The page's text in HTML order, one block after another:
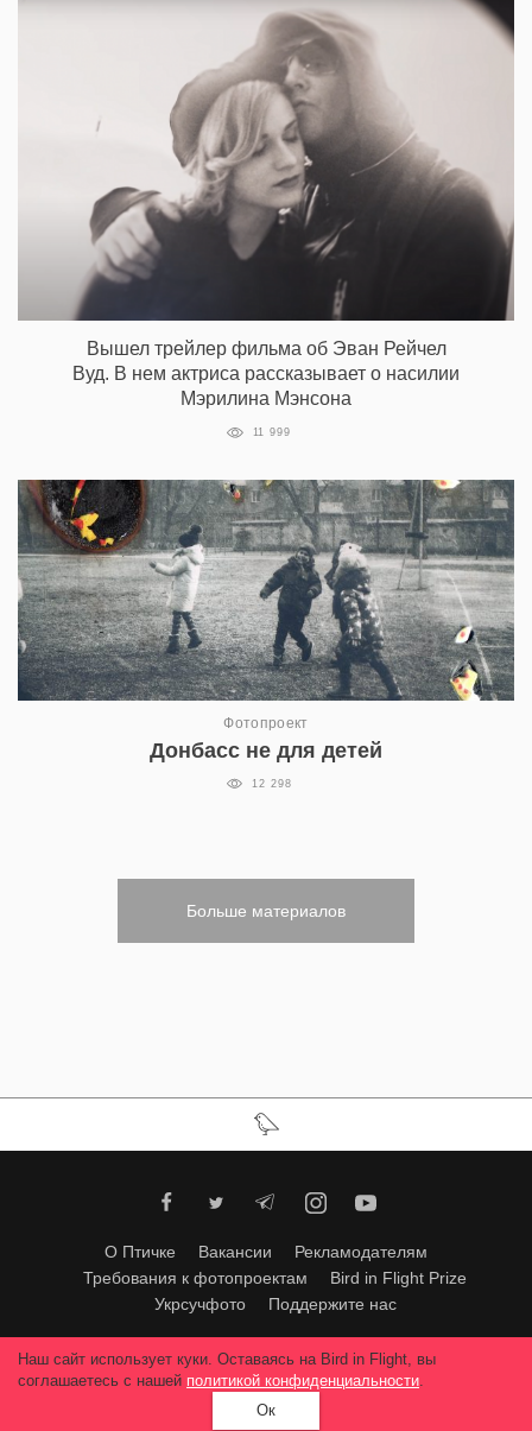
Вышел трейлер фильма об Эван Рейчел
Вуд. В нем актриса рассказывает о насилии
Мэрилина Мэнсона
11 999
Фотопроект
Донбасс не для детей
12 298
Больше материалов
О Птичке Вакансии
Рекламодателям
Требования к фотопроектам
Bird in Flight Prize
Укрсучфото
Поддержите нас
Любое использование материалов допускается только с согласия
редакции.© 2026, Bird In Flight.
Все права защищены.
Наш сайт использует куки. Оставаясь на Bird in Flight, вы
соглашаетесь с нашей политикой конфиденциальности.
Ок